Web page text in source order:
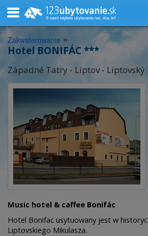
Zakwaterowanie »
Hotel BONIFÁC ***
Západné Tatry - Liptov -
Music hotel & caffee Bonifác
Hotel Bonifac usytuowany jest w
Liptovskiego Mikulasza.